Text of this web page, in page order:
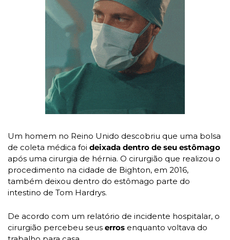
Um homem no Reino Unido descobriu que uma bolsa
de coleta médica foi deixada dentro de seu estômago
após uma cirurgia de hérnia. O cirurgião que realizou o
procedimento na cidade de Bighton, em 2016,
também deixou dentro do estômago parte do
intestino de Tom Hardrys.
De acordo com um relatório de incidente hospitalar, o
cirurgião percebeu seus erros enquanto voltava do